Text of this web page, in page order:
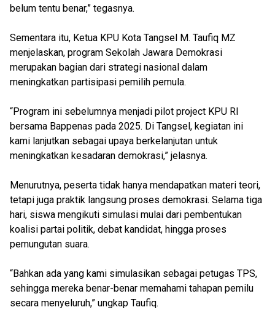
belum tentu benar,” tegasnya.
Sementara itu, Ketua KPU Kota Tangsel M. Taufiq MZ
menjelaskan, program Sekolah Jawara Demokrasi
merupakan bagian dari strategi nasional dalam
meningkatkan partisipasi pemilih pemula.
“Program ini sebelumnya menjadi pilot project KPU RI
bersama Bappenas pada 2025. Di Tangsel, kegiatan ini
kami lanjutkan sebagai upaya berkelanjutan untuk
meningkatkan kesadaran demokrasi,” jelasnya.
Menurutnya, peserta tidak hanya mendapatkan materi teori,
tetapi juga praktik langsung proses demokrasi. Selama tiga
hari, siswa mengikuti simulasi mulai dari pembentukan
koalisi partai politik, debat kandidat, hingga proses
pemungutan suara.
“Bahkan ada yang kami simulasikan sebagai petugas TPS,
sehingga mereka benar-benar memahami tahapan pemilu
secara menyeluruh,” ungkap Taufiq.